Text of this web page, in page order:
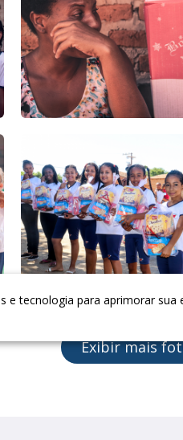
Exibir mais
e tecnologia para aprimorar